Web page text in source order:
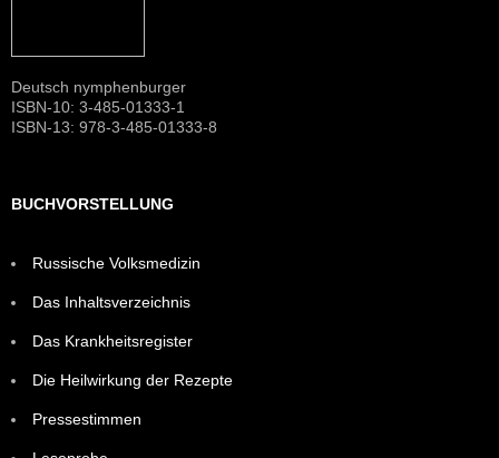
Deutsch nymphenburger
ISBN-10: 3-485-01333-1
ISBN-13: 978-3-485-01333-8
BUCHVORSTELLUNG
Russische Volksmedizin
Das Inhaltsverzeichnis
Das Krankheitsregister
Die Heilwirkung der Rezepte
Pressestimmen